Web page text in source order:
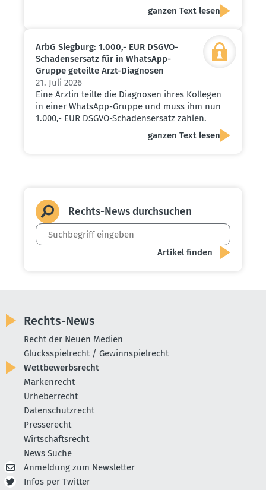
ganzen Text lesen
ArbG Siegburg: 1.000,- EUR DSGVO-
Schadens­ersatz für in WhatsApp-
Gruppe geteilte Arzt-Diagnosen
21. Juli 2026
Eine Ärztin teilte die Diagnosen ihres Kollegen
in einer WhatsApp-Gruppe und muss ihm nun
1.000,- EUR DSGVO-Schadensersatz zahlen.
ganzen Text lesen
Rechts-News durch­suchen
Rechts-News
Recht der Neuen Medien
Glücksspielrecht / Gewinnspielrecht
Wettbewerbsrecht
Markenrecht
Urheberrecht
Datenschutzrecht
Presserecht
Wirtschaftsrecht
News Suche
Anmeldung zum Newsletter
Infos per Twitter